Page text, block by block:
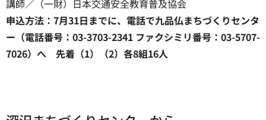
講師／（一財）日本交通安全教育普及協会
申込方法：7月31日までに、電話で九品仏まちづくりセンタ
ー（電話番号：03-3703-2341 ファクシミリ番号：03-5707-
7026）へ 先着（1）（2）各8組16人